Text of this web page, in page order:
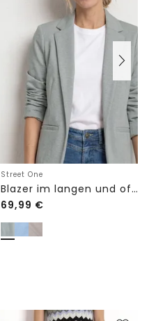
Street One
Blazer im langen und offenen Schnitt
69,99 €